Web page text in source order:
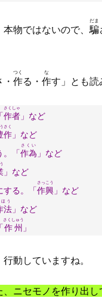
物ではないので、 騙
だま
作
つく
る・ 作
な
す」とも読
「作者
さくしゃ
」など
作
さく
」など
。「作為
さくい
」など
」など
する。「作興
さっこう
」など
法
ほう
」など
作州
さくしゅう
」
動していますね。
ニセモノを作り出